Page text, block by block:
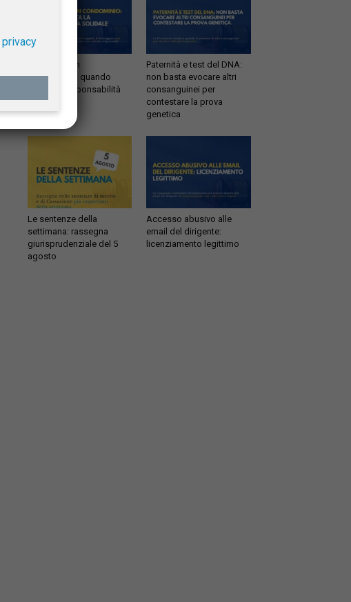
Infiltrazioni in
condominio: quando
scatta la responsabilità
solidale
Paternità e test del DNA:
non basta evocare altri
consanguinei per
contestare la prova
genetica
Le sentenze della
settimana: rassegna
giurisprudenziale del 5
agosto
Accesso abusivo alle
email del dirigente:
licenziamento legittimo
privacy